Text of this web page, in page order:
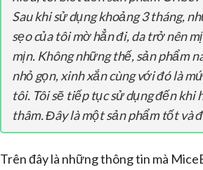
Sau khi sử dụng khoảng 3 tháng,
sẹo của tôi mờ hẳn đi, da trở nên
mịn. Không những thế, sản phẩm
nhỏ gọn, xinh xắn cùng với đó là
tôi. Tôi sẽ tiếp tục sử dụng đến khi
thâm. Đây là một sản phẩm tốt và
Trên đây là những thông tin mà